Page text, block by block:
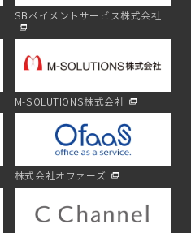
SBペイメントサービス株式会社
M-SOLUTIONS株式会社
株式会社オファーズ